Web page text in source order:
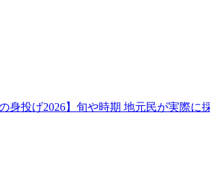
身投げ2026】旬や時期 地元民が実際に